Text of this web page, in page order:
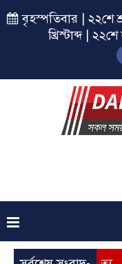
বৃহস্পতিবার | ২২শে
খ্রিস্টাব্দ |